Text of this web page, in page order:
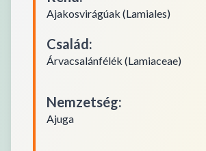
Ajakosvirágúak (Lamiales)
Család:
Árvacsalánfélék (Lamiaceae)
Nemzetség:
Ajuga